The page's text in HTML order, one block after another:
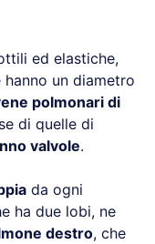
ed elastiche,
hanno un diametro
polmonari di
di quelle di
valvole.
da ogni
ha due lobi, ne
destro, che